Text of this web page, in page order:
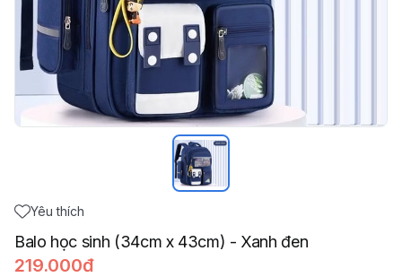
Yêu thích
Balo học sinh (34cm x 43cm) - Xanh đen
219.000đ